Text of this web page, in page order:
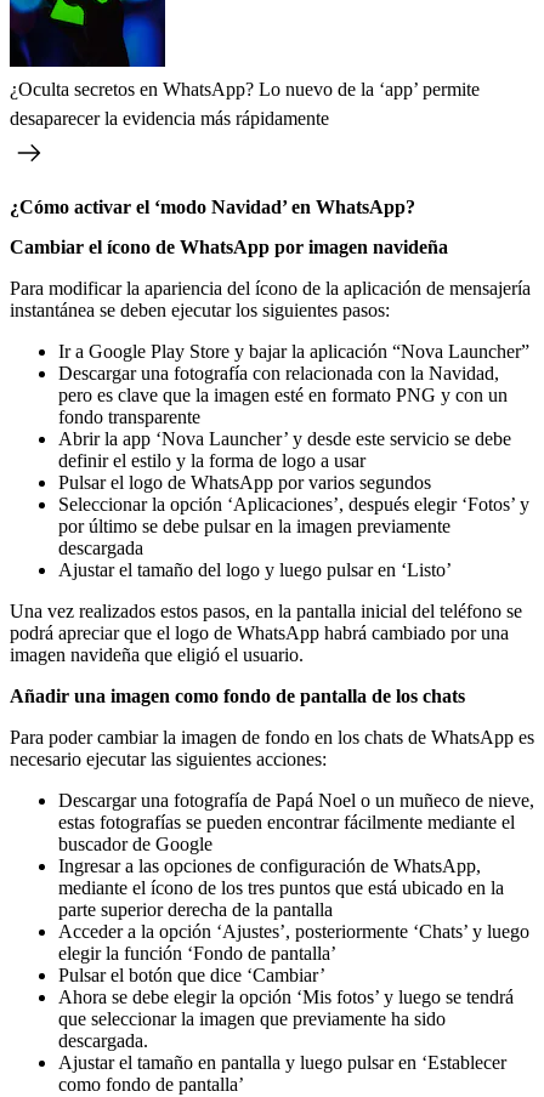
¿Oculta secretos en WhatsApp? Lo nuevo de la ‘app’ permite
desaparecer la evidencia más rápidamente
¿Cómo activar el ‘modo Navidad’ en WhatsApp?
Cambiar el ícono de WhatsApp por imagen navideña
Para modificar la apariencia del ícono de la aplicación de mensajería
instantánea se deben ejecutar los siguientes pasos:
Ir a Google Play Store y bajar la aplicación “Nova Launcher”
Descargar una fotografía con relacionada con la Navidad,
pero es clave que la imagen esté en formato PNG y con un
fondo transparente
Abrir la app ‘Nova Launcher’ y desde este servicio se debe
definir el estilo y la forma de logo a usar
Pulsar el logo de WhatsApp por varios segundos
Seleccionar la opción ‘Aplicaciones’, después elegir ‘Fotos’ y
por último se debe pulsar en la imagen previamente
descargada
Ajustar el tamaño del logo y luego pulsar en ‘Listo’
Una vez realizados estos pasos, en la pantalla inicial del teléfono se
podrá apreciar que el logo de WhatsApp habrá cambiado por una
imagen navideña que eligió el usuario.
Añadir una imagen como fondo de pantalla de los chats
Para poder cambiar la imagen de fondo en los chats de WhatsApp es
necesario ejecutar las siguientes acciones:
Descargar una fotografía de Papá Noel o un muñeco de nieve,
estas fotografías se pueden encontrar fácilmente mediante el
buscador de Google
Ingresar a las opciones de configuración de WhatsApp,
mediante el ícono de los tres puntos que está ubicado en la
parte superior derecha de la pantalla
Acceder a la opción ‘Ajustes’, posteriormente ‘Chats’ y luego
elegir la función ‘Fondo de pantalla’
Pulsar el botón que dice ‘Cambiar’
Ahora se debe elegir la opción ‘Mis fotos’ y luego se tendrá
que seleccionar la imagen que previamente ha sido
descargada.
Ajustar el tamaño en pantalla y luego pulsar en ‘Establecer
como fondo de pantalla’